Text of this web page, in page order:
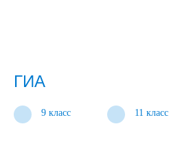
ГИА
9 класс 11 класс